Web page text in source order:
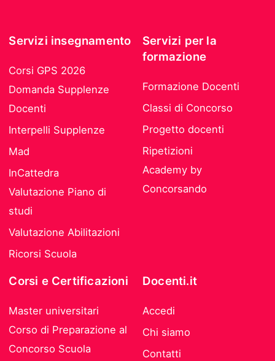
Servizi insegnamento
Corsi GPS 2026
Domanda Supplenze
Docenti
Interpelli Supplenze
Mad
InCattedra
Valutazione Piano di
studi
Valutazione Abilitazioni
Ricorsi Scuola
Servizi per la
formazione
Formazione Docenti
Classi di Concorso
Progetto docenti
Ripetizioni
Academy by
Concorsando
Corsi e Certificazioni
Master universitari
Corso di Preparazione al
Concorso Scuola
Docenti.it
Accedi
Chi siamo
Contatti